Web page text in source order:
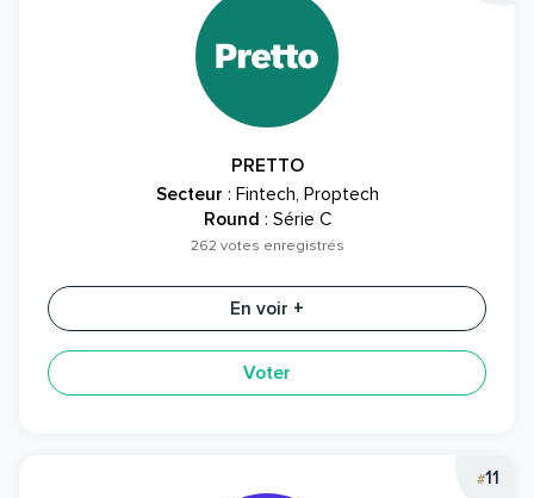
PRETTO
Secteur : Fintech, Proptech
Round : Série C
262 votes enregistrés
En voir +
Voter
#11